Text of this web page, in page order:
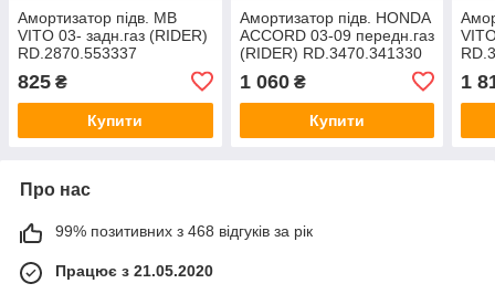
Амортизатор підв. MB
VITO 03- задн.газ (RIDER)
RD.2870.553337
825 ₴
Купити
Амортизатор підв. HONDA
ACCORD 03-09 передн.газ
(RIDER) RD.3470.341330
1 060₴
Купити
1
Про нас
99% позитивних з 468 відгуків за рік
Працює з 21.05.2020